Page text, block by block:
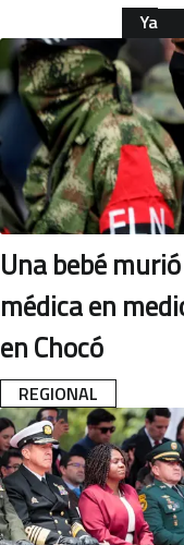
ECONOMÍA
Ya
leíste
esta
nota
REGIONAL
Una bebé
médica en
en Chocó